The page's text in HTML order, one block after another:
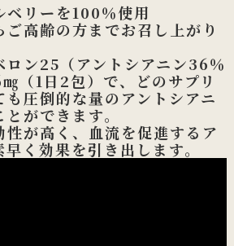
ベリーを100％使用
高齢の方までお召し上がり
ロン25（アントシアニン36％
（1日2包）で、どのサプリ
も圧倒的な量のアントシアニ
ができます。
が高く、血流を促進するア
く効果を引き出します。